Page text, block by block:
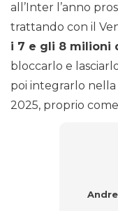
all’Inter l’anno
trattando con il
i 7 e gli 8 milioni
bloccarlo e
poi integrarlo nella
2025, proprio